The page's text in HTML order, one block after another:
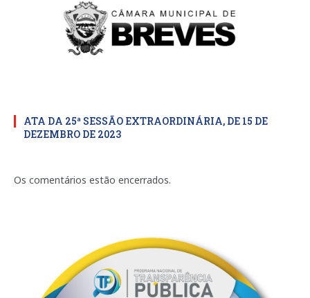
ATA DA 25ª SESSÃO EXTRAORDINÁRIA, DE 15 DE
DEZEMBRO DE 2023
Os comentários estão encerrados.